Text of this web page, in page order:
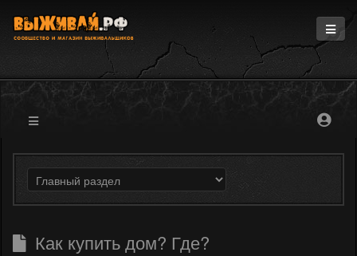
Информация
Магазин
Форум
Как купить дом? Где?